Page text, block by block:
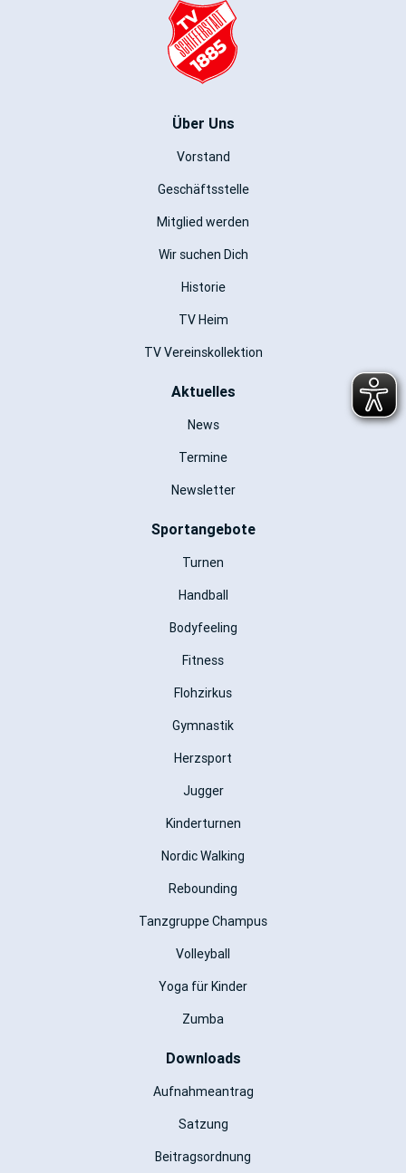
Über Uns
Vorstand
Geschäftsstelle
Mitglied werden
Wir suchen Dich
Historie
TV Heim
TV Vereinskollektion
Aktuelles
News
Termine
Newsletter
Sportangebote
Turnen
Handball
Bodyfeeling
Fitness
Flohzirkus
Gymnastik
Herzsport
Jugger
Kinderturnen
Nordic Walking
Rebounding
Tanzgruppe Champus
Volleyball
Yoga für Kinder
Zumba
Downloads
Aufnahmeantrag
Satzung
Beitragsordnung